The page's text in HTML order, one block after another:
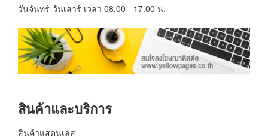
วันจันทร์-วันเสาร์ เวลา 08.00 - 17.00 น.
สินค้าและบริการ
สินค้าแสตนเลส